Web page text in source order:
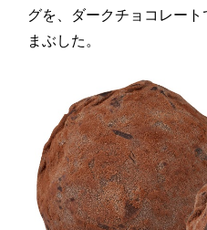
グを、ダークチョコレー
まぶした。